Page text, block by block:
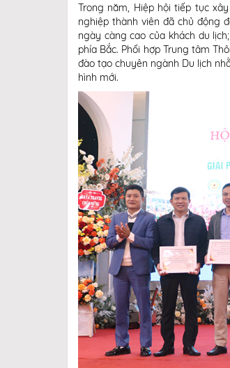
Trong năm, Hiệp hội tiếp tục
nghiệp thành viên đã chủ động
ngày càng cao của khách du
phía Bắc. Phối hợp Trung tâm
đào tạo chuyên ngành Du lịch
hình mới.